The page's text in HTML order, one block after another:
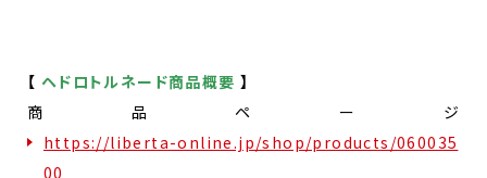
【 ヘドロトルネード商品概要 】
商品ページ
https://liberta-online.jp/shop/products/060035
00